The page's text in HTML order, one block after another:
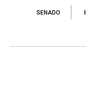
SENADO